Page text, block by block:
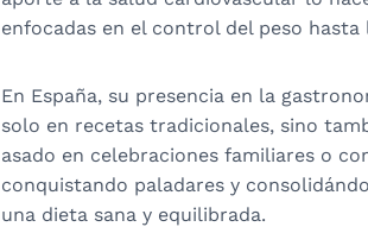
enfocadas en el control del peso
En España, su presencia en la
solo en recetas tradicionales, sino
asado en celebraciones familiares o
conquistando paladares y
una dieta sana y equilibrada.